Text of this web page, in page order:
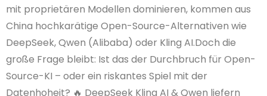
mit proprietären Modellen dominieren, kommen aus
China hochkarätige Open-Source-Alternativen wie
DeepSeek, Qwen (Alibaba) oder Kling AI.Doch die
große Frage bleibt: Ist das der Durchbruch für Open-
Source-KI – oder ein riskantes Spiel mit der
Datenhoheit? 🔥 DeepSeek Kling AI & Qwen liefern